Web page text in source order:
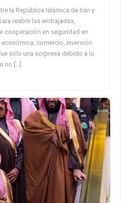
la República Islámica de Irán y
reabrir las embajadas,
cooperación en seguridad en
comercio, inversión
sólo una sorpresa debido a lo
no […]